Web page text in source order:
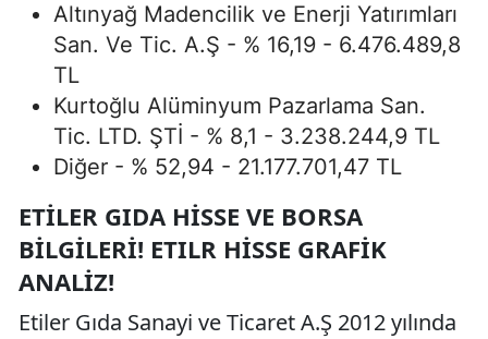
Altınyağ Madencilik ve Enerji Yatırımları
San. Ve Tic. A.Ş - % 16,19 - 6.476.489,8
TL
Kurtoğlu Alüminyum Pazarlama San.
Tic. LTD. ŞTİ - % 8,1 - 3.238.244,9 TL
Diğer - % 52,94 - 21.177.701,47 TL
ETILER GIDA HISSE VE BORSA
BILGILERI! ETILR HISSE GRAFIK
ANALIZ!
Etiler Gıda Sanayi ve Ticaret A.Ş 2012 yılında